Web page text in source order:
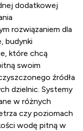
dodatkowej
rozwiązaniem dla
budynki
które chcą
swoim
źródła
dzielnic. Systemy
w różnych
czy poziomach
wodę pitną w